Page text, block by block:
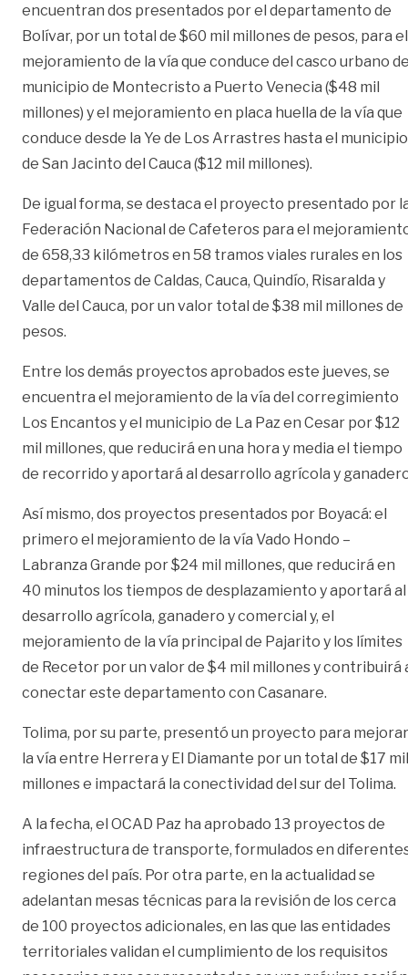
encuentran dos presentados por el departamento de
Bolívar, por un total de $60 mil millones de pesos, para el
mejoramiento de la vía que conduce del casco urbano
municipio de Montecristo a Puerto Venecia ($48 mil
millones) y el mejoramiento en placa huella de la vía que
conduce desde la Ye de Los Arrastres hasta el municipio
de San Jacinto del Cauca ($12 mil millones).
De igual forma, se destaca el proyecto presentado por
Federación Nacional de Cafeteros para el
de 658,33 kilómetros en 58 tramos viales rurales en los
departamentos de Caldas, Cauca, Quindío, Risaralda y
Valle del Cauca, por un valor total de $38 mil millones de
pesos.
Entre los demás proyectos aprobados este jueves, se
encuentra el mejoramiento de la vía del corregimiento
Los Encantos y el municipio de La Paz en Cesar por $12
mil millones, que reducirá en una hora y media el tiempo
de recorrido y aportará al desarrollo agrícola y
Así mismo, dos proyectos presentados por Boyacá: el
primero el mejoramiento de la vía Vado Hondo –
Labranza Grande por $24 mil millones, que reducirá en
40 minutos los tiempos de desplazamiento y aportará al
desarrollo agrícola, ganadero y comercial y, el
mejoramiento de la vía principal de Pajarito y los límites
de Recetor por un valor de $4 mil millones y contribuirá
conectar este departamento con Casanare.
Tolima, por su parte, presentó un proyecto para mejorar
la vía entre Herrera y El Diamante por un total de $17 mil
millones e impactará la conectividad del sur del Tolima.
A la fecha, el OCAD Paz ha aprobado 13 proyectos de
infraestructura de transporte, formulados en
regiones del país. Por otra parte, en la actualidad se
adelantan mesas técnicas para la revisión de los cerca
de 100 proyectos adicionales, en las que las entidades
territoriales validan el cumplimiento de los requisitos